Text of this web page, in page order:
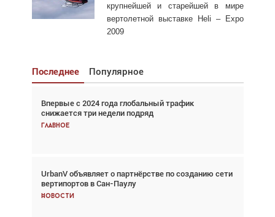
крупнейшей и старейшей в мире
вертолетной выставке Heli – Expo
2009
Последнее Популярное
Впервые с 2024 года глобальный трафик
снижается три недели подряд
Главное
UrbanV объявляет о партнёрстве по созданию сети
вертипортов в Сан-Паулу
Новости
Взгляд с высоты: тандем вертолётов и БПЛА в
спасательных операциях
Главное
Авиационный фотограф Дэйв Кох: «Фотография
говорит сама за себя... а ИИ всё портит»
Новости